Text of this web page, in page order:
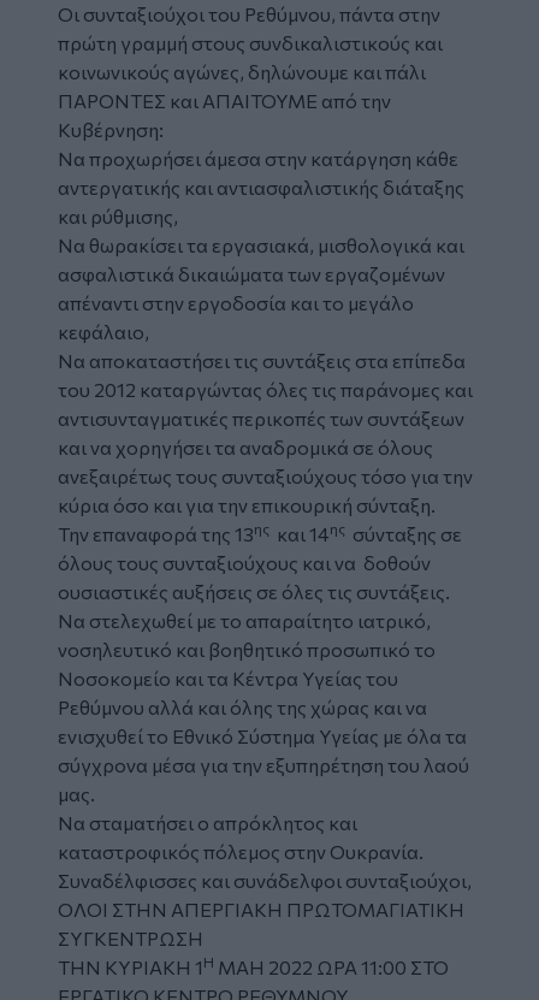
Οι συνταξιούχοι του Ρεθύμνου, πάντα στην
πρώτη γραμμή στους συνδικαλιστικούς και
κοινωνικούς αγώνες, δηλώνουμε και πάλι
ΠΑΡΟΝΤΕΣ και ΑΠΑΙΤΟΥΜΕ από την
Κυβέρνηση:
Να προχωρήσει άμεσα στην κατάργηση κάθε
αντεργατικής και αντιασφαλιστικής διάταξης
και ρύθμισης,
Να θωρακίσει τα εργασιακά, μισθολογικά και
ασφαλιστικά δικαιώματα των εργαζομένων
απέναντι στην εργοδοσία και το μεγάλο
κεφάλαιο,
Να αποκαταστήσει τις συντάξεις στα επίπεδα
του 2012 καταργώντας όλες τις παράνομες και
αντισυνταγματικές περικοπές των συντάξεων
και να χορηγήσει τα αναδρομικά σε όλους
ανεξαιρέτως τους συνταξιούχους τόσο για την
κύρια όσο και για την επικουρική σύνταξη.
Την επαναφορά της 13ης και 14ης σύνταξης σε
όλους τους συνταξιούχους και να δοθούν
ουσιαστικές αυξήσεις σε όλες τις συντάξεις.
Να στελεχωθεί με το απαραίτητο ιατρικό,
νοσηλευτικό και βοηθητικό προσωπικό το
Νοσοκομείο και τα Κέντρα Υγείας του
Ρεθύμνου αλλά και όλης της χώρας και να
ενισχυθεί το Εθνικό Σύστημα Υγείας με όλα τα
σύγχρονα μέσα για την εξυπηρέτηση του λαού
μας.
Να σταματήσει ο απρόκλητος και
καταστροφικός πόλεμος στην Ουκρανία.
Συναδέλφισσες και συνάδελφοι συνταξιούχοι,
ΟΛΟΙ ΣΤΗΝ ΑΠΕΡΓΙΑΚΗ ΠΡΩΤΟΜΑΓΙΑΤΙΚΗ
ΣΥΓΚΕΝΤΡΩΣΗ
ΤΗΝ ΚΥΡΙΑΚΗ 1 Η ΜΑΗ 2022 ΩΡΑ 11:00 ΣΤΟ